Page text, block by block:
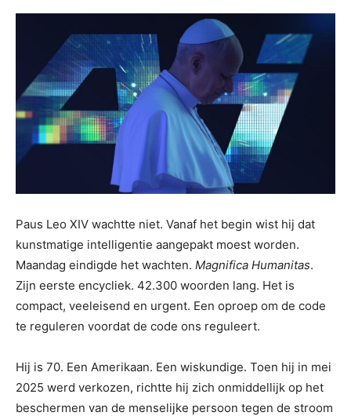
Paus Leo XIV wachtte niet. Vanaf het begin wist hij dat
kunstmatige intelligentie aangepakt moest worden.
Maandag eindigde het wachten. Magnifica Humanitas.
Zijn eerste encycliek. 42.300 woorden lang. Het is
compact, veeleisend en urgent. Een oproep om de code
te reguleren voordat de code ons reguleert.
Hij is 70. Een Amerikaan. Een wiskundige. Toen hij in mei
2025 werd verkozen, richtte hij zich onmiddellijk op het
beschermen van de menselijke persoon tegen de stroom